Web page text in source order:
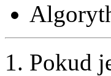
Pokud